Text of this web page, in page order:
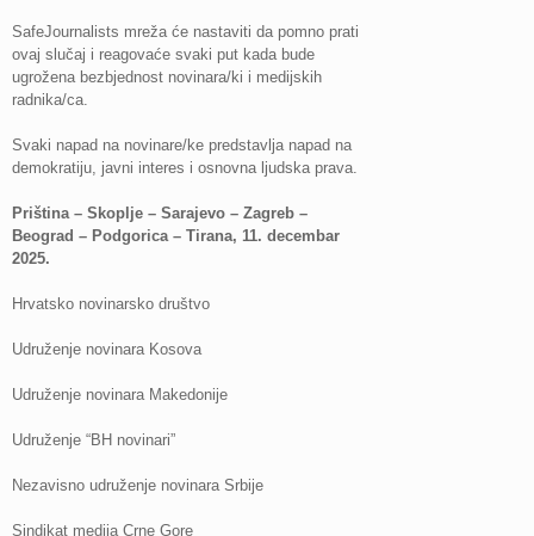
SafeJournalists mreža će nastaviti da pomno prati
ovaj slučaj i reagovaće svaki put kada bude
ugrožena bezbjednost novinara/ki i medijskih
radnika/ca.
Svaki napad na novinare/ke predstavlja napad na
demokratiju, javni interes i osnovna ljudska prava.
Priština – Skoplje – Sarajevo – Zagreb –
Beograd – Podgorica – Tirana, 11. decembar
2025.
Hrvatsko novinarsko društvo
Udruženje novinara Kosova
Udruženje novinara Makedonije
Udruženje “BH novinari”
Nezavisno udruženje novinara Srbije
Sindikat medija Crne Gore